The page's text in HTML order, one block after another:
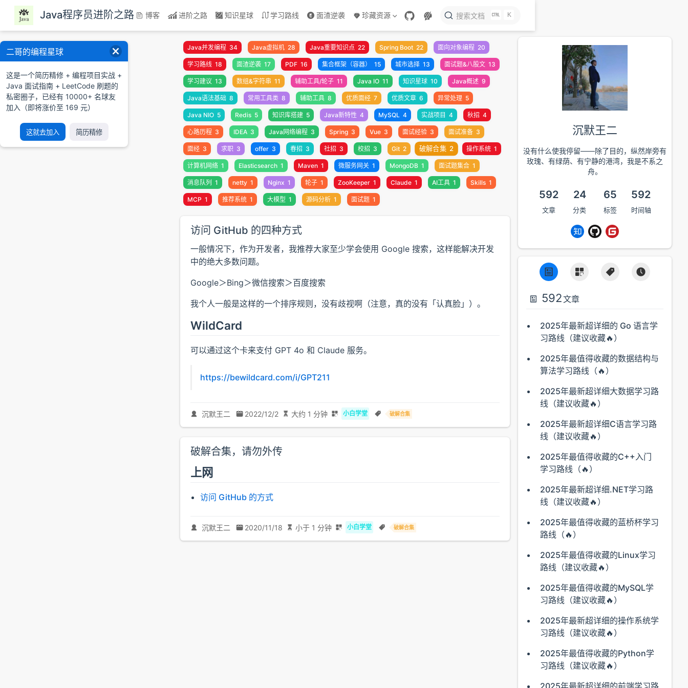
跳至主要內容
Java程序员进阶之路 博客 进阶之路 知识星球 学习路线 面渣逆袭 珍藏资源 搜索文档 K
Java并发编程 34 Java虚拟机 28 Java重要知识点 22 Spring Boot 22 面向对象编程 20
学习路线 18 面渣逆袭 17 PDF 16 集合框架（容器） 15 城市选择 13 面试题&八股文 13
学习建议 13 数组&字符串 11 辅助工具/轮子 11 Java IO 11 知识星球 10 Java概述 9
Java语法基础 8 常用工具类 8 辅助工具 8 优质面经 7 优质文章 6 异常处理 5
Java NIO 5 Redis 5 知识库搭建 5 Java新特性 4 MySQL 4 实战项目 4 秋招 4
心路历程 3 IDEA 3 Java网络编程 3 Spring 3 Vue 3 面试经验 3 面试准备 3
面经 3 求职 3 offer 3 春招 3 社招 3 校招 3 Git 2 破解合集 2 操作系统 1
计算机网络 1 Elasticsearch 1 Maven 1 微服务网关 1 MongoDB 1 面试题集合 1
消息队列 1 netty 1 Nginx 1 轮子 1 ZooKeeper 1 Claude 1 AI工具 1 Skills 1
MCP 1 推荐系统 1 大模型 1 源码分析 1 面试题 1
访问 GitHub 的四种方式
一般情况下，作为开发者，我推荐大家至少学会使用 Google 搜索，这样能解决开发
中的绝大多数问题。
Google＞Bing＞微信搜索＞百度搜索
我个人一般是这样的一个排序规则，没有歧视啊（注意，真的没有「认真脸」）。
WildCard
可以通过这个卡来支付 GPT 4o 和 Claude 服务。
https://bewildcard.com/i/GPT211
沉默王二 2022/12/2 大约 1 分钟 小白学堂 破解合集
破解合集，请勿外传
上网
访问 GitHub 的方式
沉默王二 2020/11/18 小于 1 分钟 小白学堂 破解合集
沉默王二
没有什么使我停留——除了目的，纵然岸旁有
玫瑰、有绿荫、有宁静的港湾，我是不系之
舟。
592
文章
24
分类
65
标签
592
时间轴
592文章
2025年最新超详细的 Go 语言学
习路线（建议收藏🔥）
2025年最值得收藏的数据结构与
算法学习路线（🔥）
2025年最新超详细大数据学习路
线（建议收藏🔥）
2025年最新超详细C语言学习路
线（建议收藏🔥）
2025年最值得收藏的C++入门
学习路线（🔥）
2025年最新超详细.NET学习路
线（建议收藏🔥）
2025年最值得收藏的蓝桥杯学习
路线（🔥）
2025年最值得收藏的Linux学习
路线（建议收藏🔥）
2025年最值得收藏的MySQL学
习路线（建议收藏🔥）
2025年最新超详细的操作系统学
习路线（建议收藏🔥）
2025年最值得收藏的Python学
习路线（建议收藏🔥）
2025年最新超详细的前端学习路
二哥的编程星球
这是一个简历精修 + 编程项目实战 +
Java 面试指南 + LeetCode 刷题的
私密圈子，已经有 10000+ 名球友
加入（即将涨价至 169 元）
这就去加入 简历精修